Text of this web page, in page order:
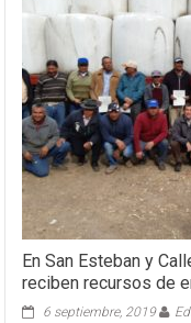
En San Esteban y
reciben recursos de
6 septiembre, 2019